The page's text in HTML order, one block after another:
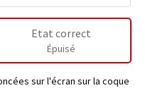
Etat correct
Épuisé
sur l'écran sur la coque